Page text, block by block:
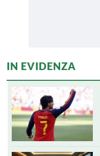
IN EVIDENZA